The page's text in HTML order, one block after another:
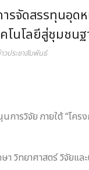
รจัดสรรทุนอุด
โนโลยีสู่ชุมชน
วประชาสัมพันธ์
ารวิจัย ภายใต้ “โค
วิทยาศาสตร์ วิจัยแล